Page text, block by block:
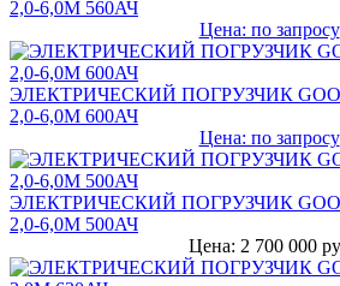
2,0-6,0М 560АЧ
Цена: по запросу
ЭЛЕКТРИЧЕСКИЙ ПОГРУЗЧИК
2,0-6,0М 600АЧ
Цена: по запросу
ЭЛЕКТРИЧЕСКИЙ ПОГРУЗЧИК
2,0-6,0М 500АЧ
Цена: 2 700 000